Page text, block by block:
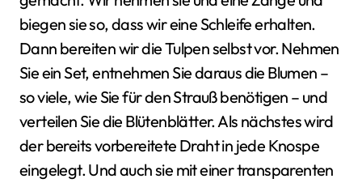
biegen sie so, dass wir eine Schleife erhalten.
Dann bereiten wir die Tulpen selbst vor. Nehmen
Sie ein Set, entnehmen Sie daraus die Blumen –
so viele, wie Sie für den Strauß benötigen – und
verteilen Sie die Blütenblätter. Als nächstes wird
der bereits vorbereitete Draht in jede Knospe
eingelegt. Und auch sie mit einer transparenten